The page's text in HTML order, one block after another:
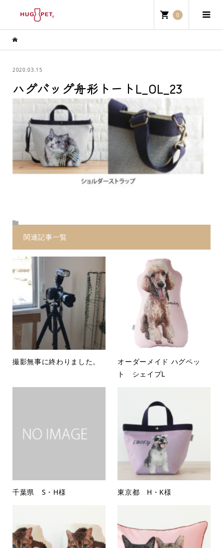
0
2020.03.15
ハグバッグ舟形トートL_OL_23
関連記事一覧
撮影無事に終わりました。
オーダーメイド ハグペッ
ト シェイプL
千葉県 S・H様 東京都 H・K様